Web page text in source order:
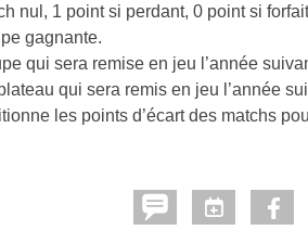
nul, 1 point si perdant, 0 point si
gagnante.
qui sera remise en jeu l’année
qui sera remis en jeu l’année
les points d’écart des matchs